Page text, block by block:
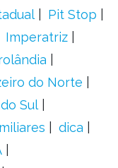
Pit Stop
Imperatriz
do Norte
Sul
dica